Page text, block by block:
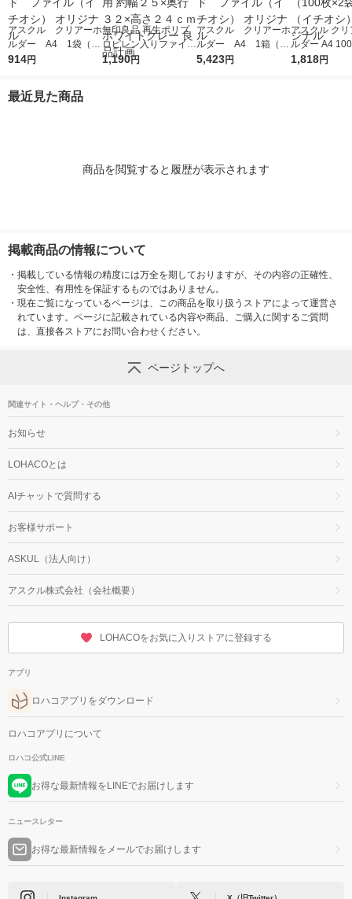
アスクル クリアーホ
ルダー A4 1袋（10
0枚） スタンダー
914円
無印良品 再生ポリプ
ロピレン入りファイル
ボックススタンダード
1,190円
アスクル クリアーホ
ルダー A4 1箱（60
0枚） スタンダー
5,423円
アスクル ク
ルダー A4
タンダード
1,818円
最近見た商品
商品を閲覧すると履歴が表示されます
掲載商品の情報について
・ 掲載している情報の精度には万全を期しておりますが、その内容の正確性、
安全性、有用性を保証するものではありません。
・ 現在ご覧になっているページは、この商品を取り扱うストアによって運営さ
れています。ページに記載されている内容や商品、ご購入に関するご質問
は、直接各ストアにお問い合わせください。
ページトップへ
関連サイト・ヘルプ・その他
お知らせ
LOHACOとは
AIチャットで質問する
お客様サポート
ASKUL（法人向け）
アスクル株式会社（会社概要）
LOHACOをお気に入りストアに登録する
アプリ
ロハコアプリをダウンロード
ロハコアプリについて
ロハコ公式LINE
お得な最新情報をLINEでお届けします
ニュースレター
お得な最新情報をメールでお届けします